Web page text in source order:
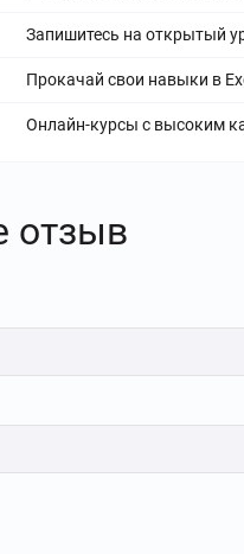
Запишитесь на открытый
Прокачай свои навыки в
Онлайн-курсы с высоким
отзыв